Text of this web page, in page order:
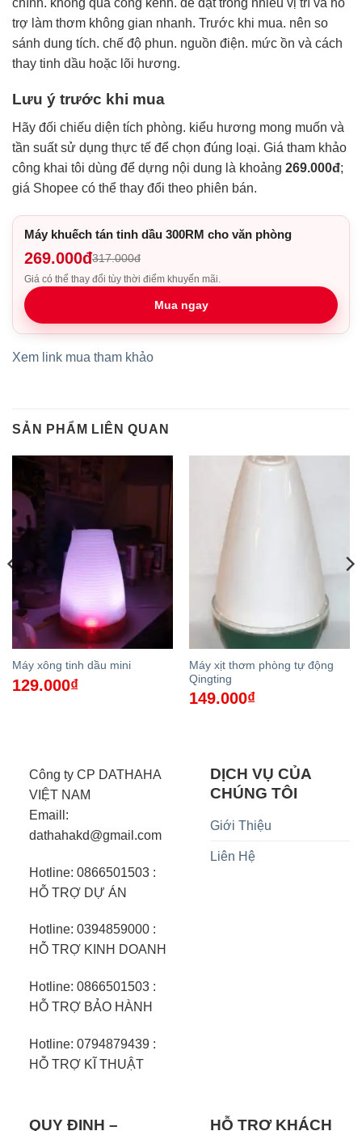
trợ làm thơm không gian nhanh. Trước khi mua. nên so
sánh dung tích. chế độ phun. nguồn điện. mức ồn và cách
thay tinh dầu hoặc lõi hương.
Lưu ý trước khi mua
Hãy đối chiếu diện tích phòng. kiểu hương mong muốn và
tần suất sử dụng thực tế để chọn đúng loại. Giá tham khảo
công khai tôi dùng để dựng nội dung là khoảng 269.000đ;
giá Shopee có thể thay đổi theo phiên bán.
Máy khuếch tán tinh dầu 300RM cho văn phòng
269.000đ317.000đ
Giá có thể thay đổi tùy thời điểm khuyến mãi.
Mua ngay
Xem link mua tham khảo
SẢN PHẨM LIÊN QUAN
Máy xông tinh dầu mini
129.000₫
Máy xịt thơm phòng tự động
Qingting
149.000₫
Công ty CP DATHAHA
VIỆT NAM
Emaill:
dathahakd@gmail.com
Hotline: 0866501503 :
HỖ TRỢ DỰ ÁN
Hotline: 0394859000 :
HỖ TRỢ KINH DOANH
Hotline: 0866501503 :
HỖ TRỢ BẢO HÀNH
Hotline: 0794879439 :
HỖ TRỢ KĨ THUẬT
DỊCH VỤ CỦA
CHÚNG TÔI
Giới Thiệu
Liên Hệ
QUY ĐỊNH – HỖ TRỢ KHÁCH